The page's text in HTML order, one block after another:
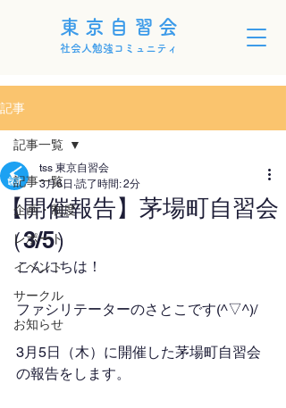
東京自習会
社会人勉強コミュニティ
記事
記事一覧
企画・制度
レポート
イベント
サークル
お知らせ
記事一覧
【開催報告】茅場町自習会
（3/5）
tss 東京自習会
3月6日 読了時間: 2分
こんにちは！
ファシリテーターのさとこです(^▽^)/
3月5日（木）に開催した茅場町自習会
の報告をします。